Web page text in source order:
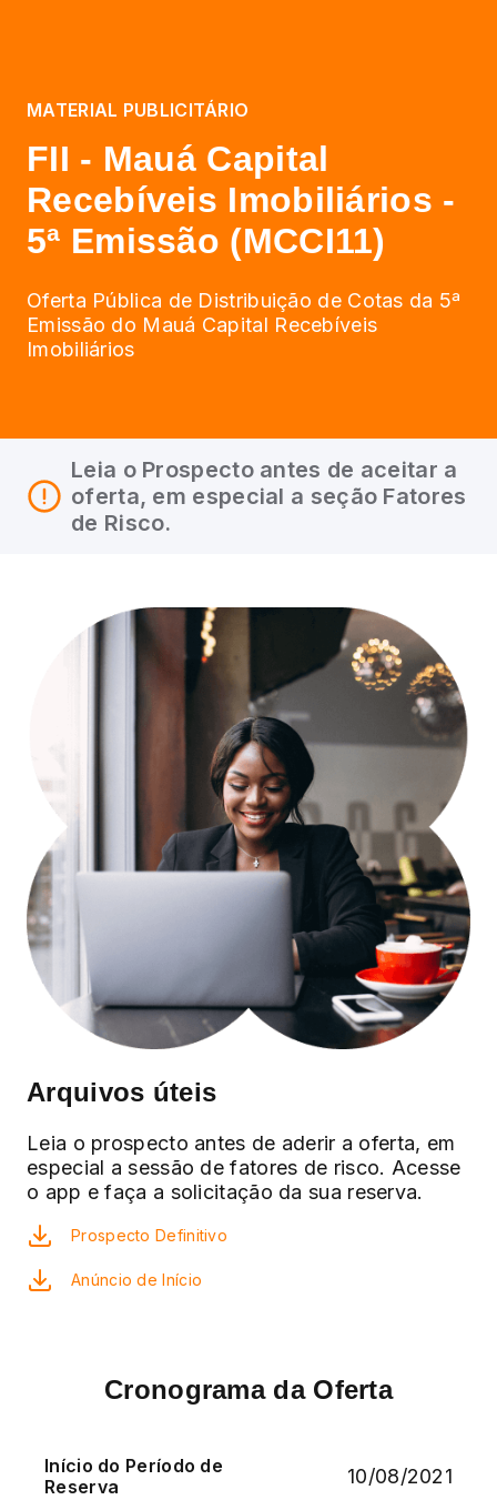
MATERIAL PUBLICITÁRIO
FII - Mauá Capital
Recebíveis Imobiliários -
5ª Emissão (MCCI11)
Oferta Pública de Distribuição de Cotas da 5ª
Emissão do Mauá Capital Recebíveis
Imobiliários
Leia o Prospecto antes de aceitar a
oferta, em especial a seção Fatores
de Risco.
Arquivos úteis
Leia o prospecto antes de aderir a oferta, em
especial a sessão de fatores de risco. Acesse
o app e faça a solicitação da sua reserva.
Prospecto Definitivo
Anúncio de Início
Cronograma da Oferta
Início do Período de
Reserva
10/08/2021